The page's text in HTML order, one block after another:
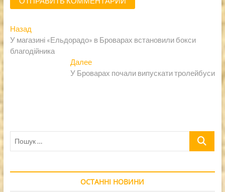
Навигация
по
НазадПредыдущая
запись:
У магазині «Ельдорадо» в Броварах встановили бокси
благодійника
ДалееСледующая
запись:
У Броварах почали випускати тролейбуси
Пошук
ОСТАННІ НОВИНИ